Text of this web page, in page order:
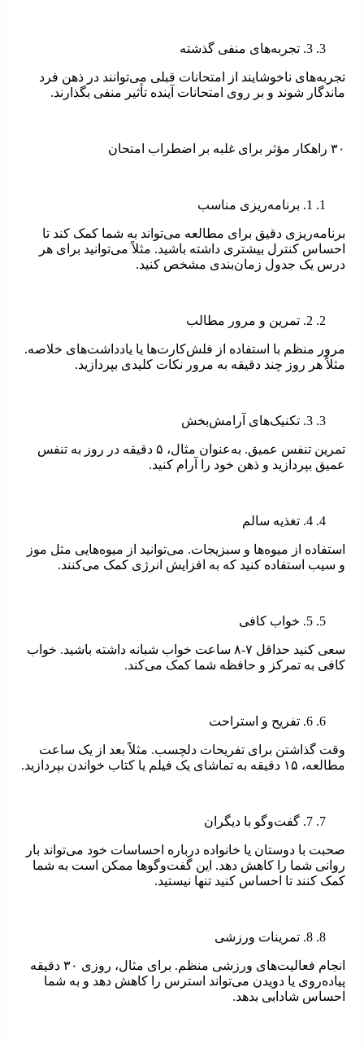
3. تجربه‌های منفی گذشته
تجربه‌های ناخوشایند از امتحانات قبلی می‌توانند در ذهن فرد
ماندگار شوند و بر روی امتحانات آینده تأثیر منفی بگذارند.
۳۰ راهکار مؤثر برای غلبه بر اضطراب امتحان
1. برنامه‌ریزی مناسب
برنامه‌ریزی دقیق برای مطالعه می‌تواند به شما کمک کند تا
احساس کنترل بیشتری داشته باشید. مثلاً می‌توانید برای هر
درس یک جدول زمان‌بندی مشخص کنید.
2. تمرین و مرور مطالب
مرور منظم با استفاده از فلش‌کارت‌ها یا یادداشت‌های خلاصه.
مثلاً هر روز چند دقیقه به مرور نکات کلیدی بپردازید.
3. تکنیک‌های آرامش‌بخش
تمرین تنفس عمیق. به‌عنوان مثال، ۵ دقیقه در روز به تنفس
عمیق بپردازید و ذهن خود را آرام کنید.
4. تغذیه سالم
استفاده از میوه‌ها و سبزیجات. می‌توانید از میوه‌هایی مثل موز
و سیب استفاده کنید که به افزایش انرژی کمک می‌کنند.
5. خواب کافی
سعی کنید حداقل ۷-۸ ساعت خواب شبانه داشته باشید. خواب
کافی به تمرکز و حافظه شما کمک می‌کند.
6. تفریح و استراحت
وقت گذاشتن برای تفریحات دلچسب. مثلاً بعد از یک ساعت
مطالعه، ۱۵ دقیقه به تماشای یک فیلم یا کتاب خواندن بپردازید.
7. گفت‌وگو با دیگران
صحبت با دوستان یا خانواده درباره احساسات خود می‌تواند بار
روانی شما را کاهش دهد. این گفت‌وگوها ممکن است به شما
کمک کنند تا احساس کنید تنها نیستید.
8. تمرینات ورزشی
انجام فعالیت‌های ورزشی منظم. برای مثال، روزی ۳۰ دقیقه
پیاده‌روی یا دویدن می‌تواند استرس را کاهش دهد و به شما
احساس شادابی بدهد.